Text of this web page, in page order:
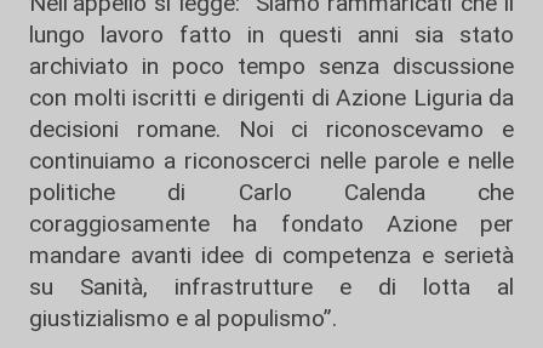
lungo lavoro fatto in questi anni sia stato
archiviato in poco tempo senza discussione
con molti iscritti e dirigenti di Azione Liguria da
decisioni romane. Noi ci riconoscevamo e
continuiamo a riconoscerci nelle parole e nelle
politiche di Carlo Calenda che
coraggiosamente ha fondato Azione per
mandare avanti idee di competenza e serietà
su Sanità, infrastrutture e di lotta al
giustizialismo e al populismo”.